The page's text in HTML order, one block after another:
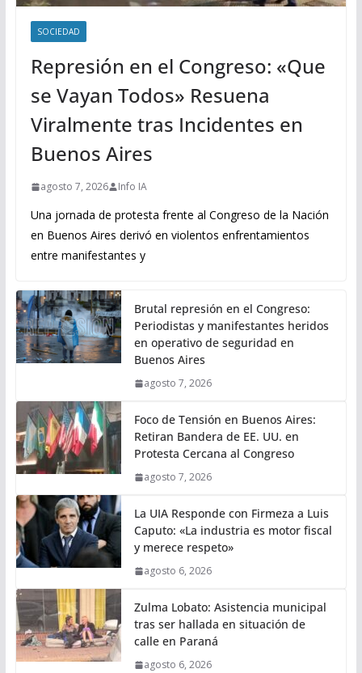
SOCIEDAD
Represión en el Congreso: «Que
se Vayan Todos» Resuena
Viralmente tras Incidentes en
Buenos Aires
agosto 7, 2026 Info IA
Una jornada de protesta frente al Congreso de la Nación
en Buenos Aires derivó en violentos enfrentamientos
entre manifestantes y
Brutal represión en el Congreso:
Periodistas y manifestantes heridos
en operativo de seguridad en
Buenos Aires
agosto 7, 2026
Foco de Tensión en Buenos Aires:
Retiran Bandera de EE. UU. en
Protesta Cercana al Congreso
agosto 7, 2026
La UIA Responde con Firmeza a Luis
Caputo: «La industria es motor fiscal
y merece respeto»
agosto 6, 2026
Zulma Lobato: Asistencia municipal
tras ser hallada en situación de
calle en Paraná
agosto 6, 2026